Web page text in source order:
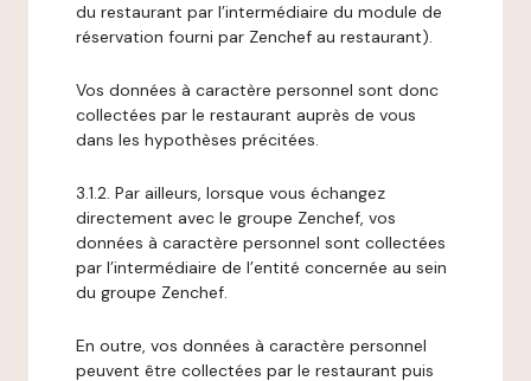
du restaurant par l’intermédiaire du module de
réservation fourni par Zenchef au restaurant).
Vos données à caractère personnel sont donc
collectées par le restaurant auprès de vous
dans les hypothèses précitées.
3.1.2. Par ailleurs, lorsque vous échangez
directement avec le groupe Zenchef, vos
données à caractère personnel sont collectées
par l’intermédiaire de l’entité concernée au sein
du groupe Zenchef.
En outre, vos données à caractère personnel
peuvent être collectées par le restaurant puis